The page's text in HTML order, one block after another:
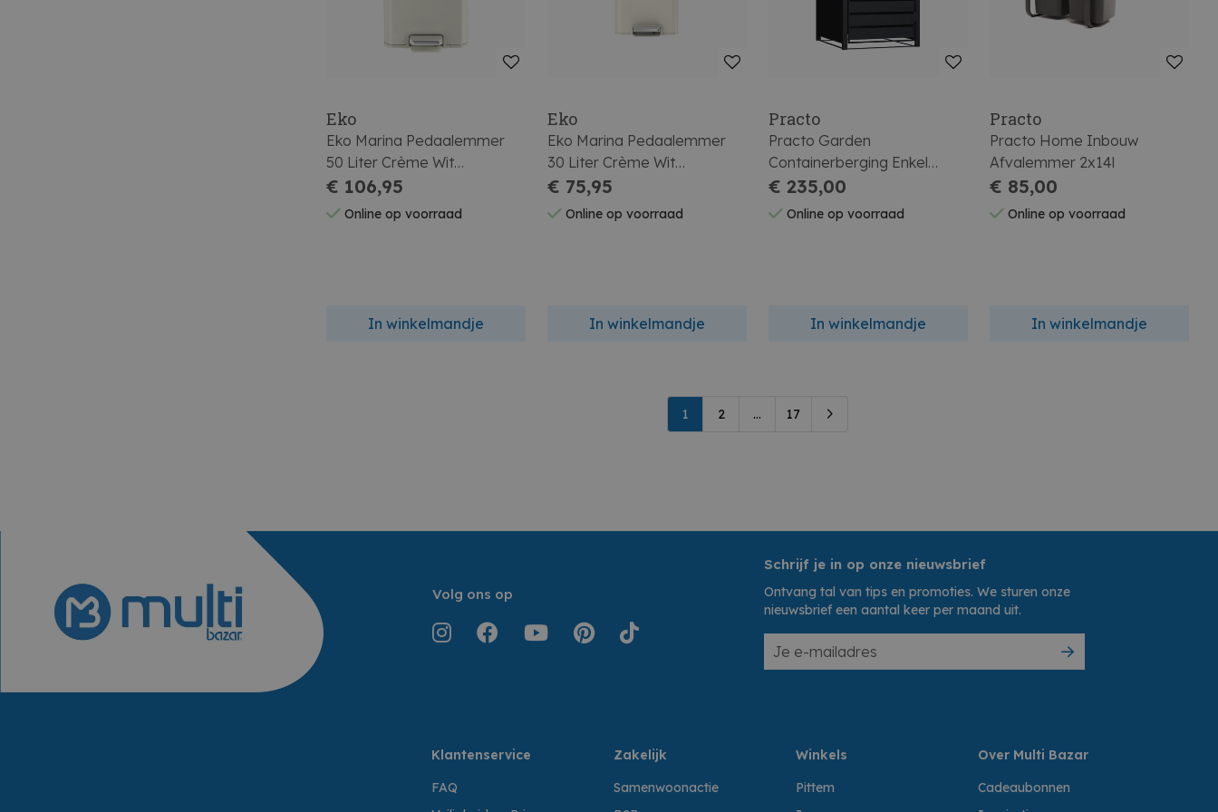
Eko
Eko Marina Pedaalemmer
50 Liter Crème Wit
38,0x47,0x70,0
€ 106,95
Online op voorraad
In winkelmandje
Eko
Eko Marina Pedaalemmer
30 Liter Crème Wit
38,5x32,2x67,0
€ 75,95
Online op voorraad
In winkelmandje
Practo
Practo Garden
Containerberging Enkel
116x68x80cm Mat Zwart
€ 235,00
Online op voorraad
In winkelmandje
Practo
Practo Home Inbouw
Afvalemmer 2x14l
€ 85,00
Online op voorraad
In winkelmandje
1 2 ... 17
Volg ons op
Schrijf je in op onze nieuwsbrief
Ontvang tal van tips en promoties. We sturen onze
nieuwsbrief een aantal keer per maand uit.
Klantenservice
FAQ
Zakelijk
Samenwoonactie
Winkels
Pittem
Over Multi Bazar
Cadeaubonnen